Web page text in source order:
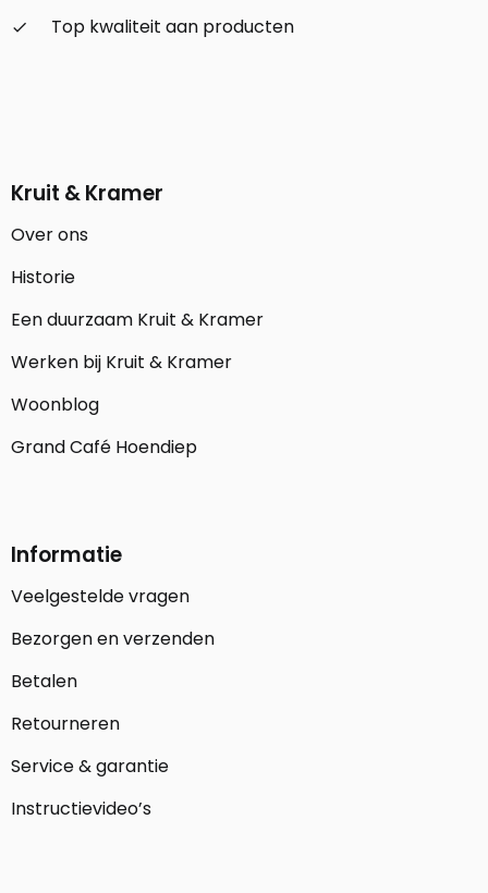
check_small
Top kwaliteit aan producten
Kruit & Kramer
Over ons
Historie
Een duurzaam Kruit & Kramer
Werken bij Kruit & Kramer
Woonblog
Grand Café Hoendiep
Informatie
Veelgestelde vragen
Bezorgen en verzenden
Betalen
Retourneren
Service & garantie
Instructievideo’s